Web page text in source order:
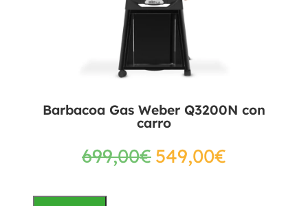
Barbacoa Gas Weber Q3200N con
carro
699,00€ 549,00€